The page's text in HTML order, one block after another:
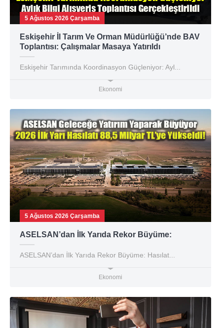
5 Ağustos 2026 Çarşamba
Eskişehir İl Tarım Ve Orman Müdürlüğü’nde BAV
Toplantısı: Çalışmalar Masaya Yatırıldı
Eskişehir Tarımında Koordinasyon Güçleniyor: Ayl...
Ekonomi
5 Ağustos 2026 Çarşamba
ASELSAN’dan İlk Yarıda Rekor Büyüme:
ASELSAN’dan İlk Yarıda Rekor Büyüme: Hasılat...
Ekonomi